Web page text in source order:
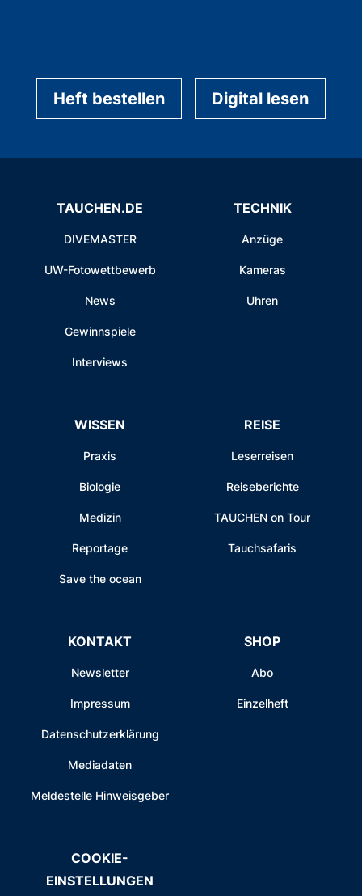
Heft bestellen Digital lesen
TAUCHEN.DE
DIVEMASTER
UW-Fotowettbewerb
News
Gewinnspiele
Interviews
TECHNIK
Anzüge
Kameras
Uhren
WISSEN
Praxis
Biologie
Medizin
Reportage
Save the ocean
REISE
Leserreisen
Reiseberichte
TAUCHEN on Tour
Tauchsafaris
KONTAKT
Newsletter
Impressum
Datenschutzerklärung
Mediadaten
Meldestelle Hinweisgeber
SHOP
Abo
Einzelheft
COOKIE-
EINSTELLUNGEN